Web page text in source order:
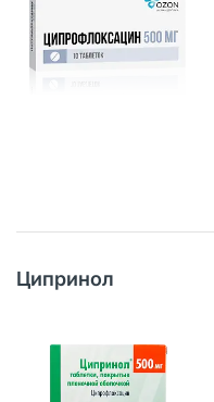
Ципринол